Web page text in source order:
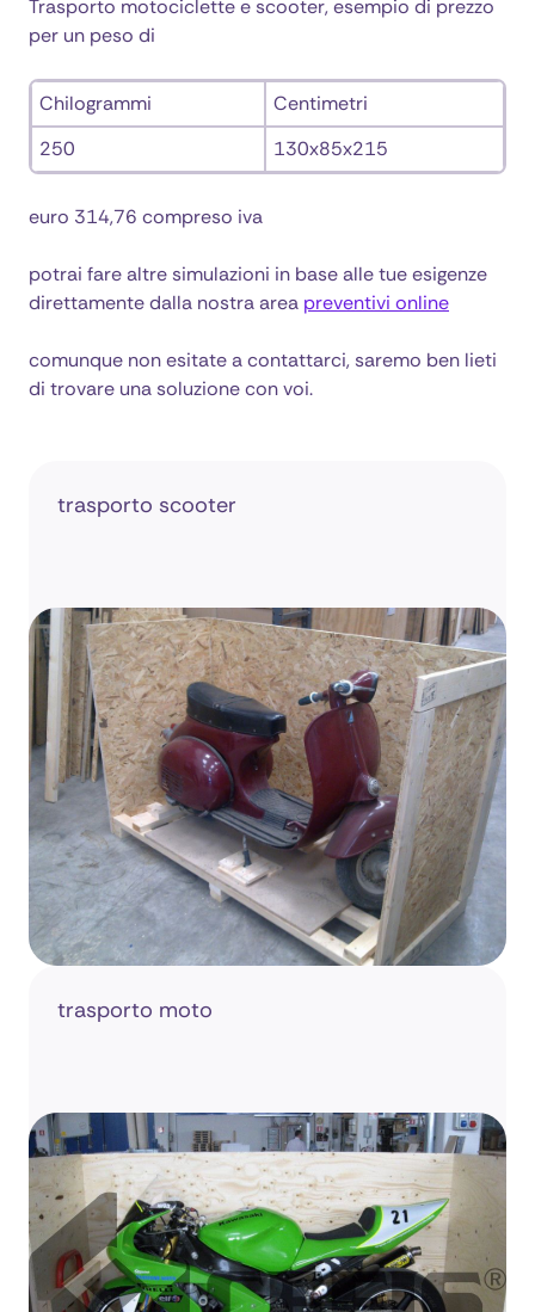
Trasporto motociclette e scooter, esempio di prezzo
per un peso di
Chilogrammi
Centimetri
250
130x85x215
euro 314,76 compreso iva
potrai fare altre simulazioni in base alle tue esigenze
direttamente dalla nostra area preventivi online
comunque non esitate a contattarci, saremo ben lieti
di trovare una soluzione con voi.
trasporto scooter
trasporto moto